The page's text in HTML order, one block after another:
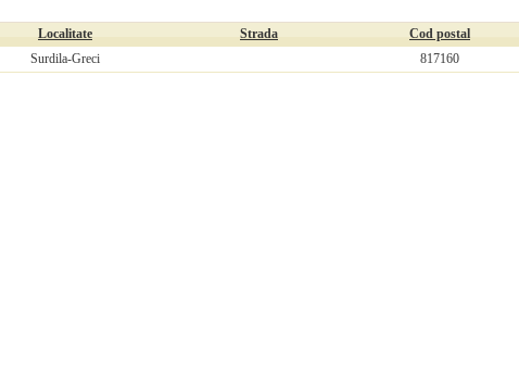
Localitate Strada
Cod postal
Surdila-Greci 817160